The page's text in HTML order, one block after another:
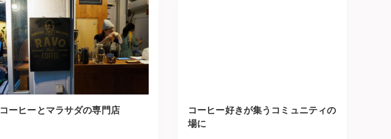
コーヒーとマラサダの専門店
コーヒー好きが集うコミュニティの
場に